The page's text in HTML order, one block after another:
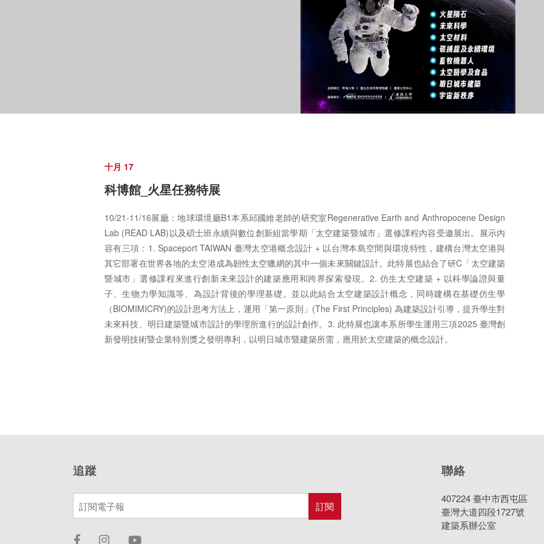
十月 17
科博館_火星任務特展
10/21-11/16展廳：地球環境廳B1本系邱國維老師的研究室Regenerative Earth and Anthropocene Design
Lab (READ LAB)以及碩士班永續與數位創新組當學期「太空建築暨城市」選修課程內容受邀展出。展示內
容有三項：1. Spaceport TAIWAN 臺灣太空港概念設計 + 以台灣本島空間與環境特性，建構台灣太空港與
其它部署在世界各地的太空港成為韌性太空獵網的其中一個未來關鍵設計。此特展也結合了研C「太空建築
暨城市」選修課程來進行創新未來設計的建築應用和跨界探索發現。2. 仿生太空建築 + 以科學論證與量
子、生物力學知識等、為設計背後的學理基礎。並以此結合太空建築設計概念，同時建構在基礎仿生學
（BIOMIMICRY)的設計思考方法上，運用「第一原則」(The First Principles) 為建築設計引導，提升學生對
未來科技、明日建築暨城市設計的學理所進行的設計創作。3. 此特展也讓本系所學生運用三項2025 臺灣創
新發明技術暨企業特別獎之發明專利，以明日城市暨建築所需，應用於太空建築的概念設計。
追蹤 聯絡
407224 臺中市西屯區
臺灣大道四段1727號
建築系辦公室